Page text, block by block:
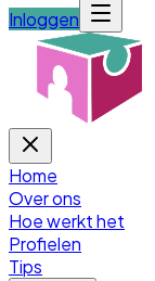
Inloggen
Home
Over ons
Hoe werkt het
Profielen
Tips